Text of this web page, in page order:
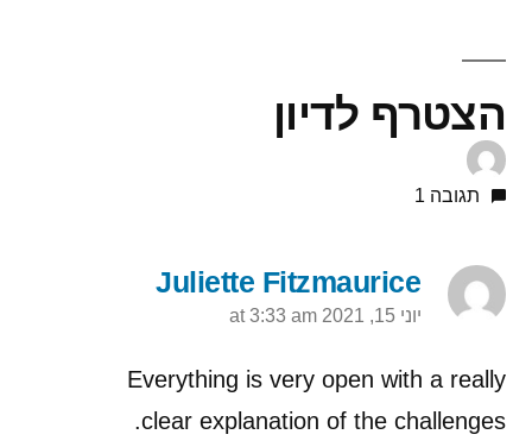
הצטרף לדיון
תגובה 1
Juliette Fitzmaurice
יוני 15, 2021 at 3:33 am
Everything is very open with a really
clear explanation of the challenges.